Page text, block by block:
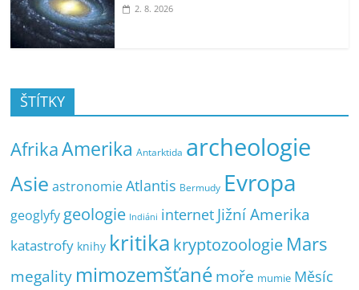
2. 8. 2026
ŠTÍTKY
AfrikaAmerika Antarktida archeologie
Asie astronomie Atlantis Bermudy Evropa
geoglyfy geologie Indiáni internet Jižní Amerika
katastrofy knihy kritika kryptozoologie Mars
megality mimozemšťanémoře mumie Měsíc